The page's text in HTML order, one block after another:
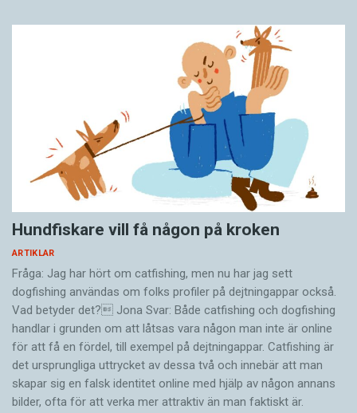
Hundfiskare vill få någon på kroken
ARTIKLAR
Fråga: Jag har hört om catfishing, men nu har jag sett
dogfishing användas om folks profiler på dejtningappar också.
Vad betyder det? Jona Svar: Både catfishing och dogfishing
handlar i grunden om att låtsas vara någon man inte är online
för att få en fördel, till exempel på dejtningappar. Catfishing är
det ursprungliga uttrycket av dessa två och innebär att man
skapar sig en falsk identitet online med hjälp av någon annans
bilder, ofta för att verka mer attraktiv än man faktiskt är.